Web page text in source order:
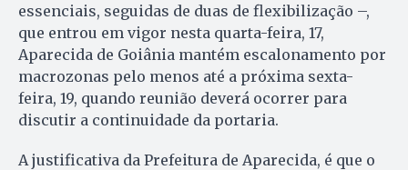
essenciais, seguidas de duas de flexibilização –,
que entrou em vigor nesta quarta-feira, 17,
Aparecida de Goiânia mantém escalonamento por
macrozonas pelo menos até a próxima sexta-
feira, 19, quando reunião deverá ocorrer para
discutir a continuidade da portaria.
A justificativa da Prefeitura de Aparecida, é que o